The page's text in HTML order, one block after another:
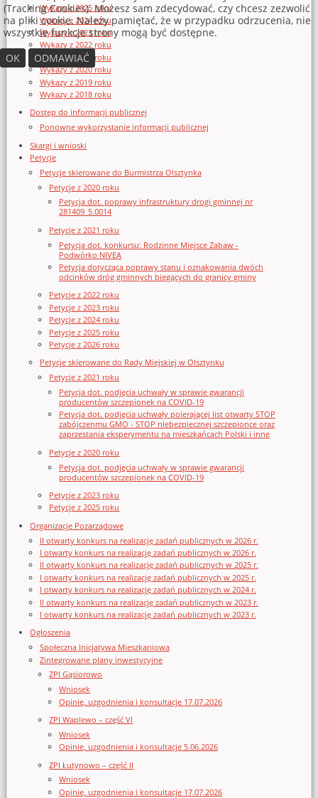
Wykazy z 2025 roku
Wykazy z 2024 roku
Wykazy z 2023 roku
Wykazy z 2022 roku
Wykazy z 2021 roku
Wykazy z 2020 roku
Wykazy z 2019 roku
Wykazy z 2018 roku
Dostęp do informacji publicznej
Ponowne wykorzystanie informacji publicznej
Skargi i wnioski
Petycje
Petycje skierowane do Burmistrza Olsztynka
Petycje z 2020 roku
Petycja dot. poprawy infrastruktury drogi gminnej nr
281409_5.0014
Petycje z 2021 roku
Petycja dot. konkursu: Rodzinne Miejsce Zabaw -
Podwórko NIVEA
Petycja dotycząca poprawy stanu i oznakowania dwóch
odcinków dróg gminnych biegących do granicy gminy
Petycje z 2022 roku
Petycje z 2023 roku
Petycje z 2024 roku
Petycje z 2025 roku
Petycje z 2026 roku
Petycje skierowane do Rady Miejskiej w Olsztynku
Petycje z 2021 roku
Petycja dot. podjęcia uchwały w sprawie gwarancji
producentów szczepionek na COVID-19
Petycja dot. podjęcia uchwały poierającej list otwarty STOP
zabójczenmu GMO - STOP niebezpiecznej szczepionce oraz
zaprzestania eksperymentu na mieszkańcach Polski i inne
Petycje z 2020 roku
Petycja dot. podjęcia uchwały w sprawie gwarancji
producentów szczepionek na COVID-19
Petycje z 2023 roku
Petycje z 2025 roku
Organizacje Pozarządowe
II otwarty konkurs na realizację zadań publicznych w 2026 r.
I otwarty konkurs na realizację zadań publicznych w 2026 r.
II otwarty konkurs na realizację zadań publicznych w 2025 r.
I otwarty konkurs na realizację zadań publicznych w 2025 r.
I otwarty konkurs na realizację zadań publicznych w 2024 r.
II otwarty konkurs na realizację zadań publicznych w 2023 r.
I otwarty konkurs na realizację zadań publicznych w 2023 r.
Ogłoszenia
Społeczna Inicjatywa Mieszkaniowa
Zintegrowane plany inwestycyjne
ZPI Gąsiorowo
Wniosek
Opinie, uzgodnienia i konsultacje 17.07.2026
ZPI Waplewo – część VI
Wniosek
Opinie, uzgodnienia i konsultacje 5.06.2026
ZPI Łutynowo – część II
Wniosek
Opinie, uzgodnienia i konsultacje 17.07.2026
(Tracking Cookies). Możesz sam zdecydować, czy chcesz zezwolić
na pliki cookie. Należy pamiętać, że w przypadku odrzucenia, nie
wszystkie funkcje strony mogą być dostępne.
OK
ODMAWIAĆ